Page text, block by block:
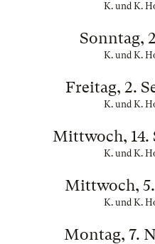
K. und K.
Sonntag,
K. und K.
Freitag, 2.
K. und K.
Mittwoch, 14.
K. und K.
Mittwoch,
K. und K.
Montag, 7.